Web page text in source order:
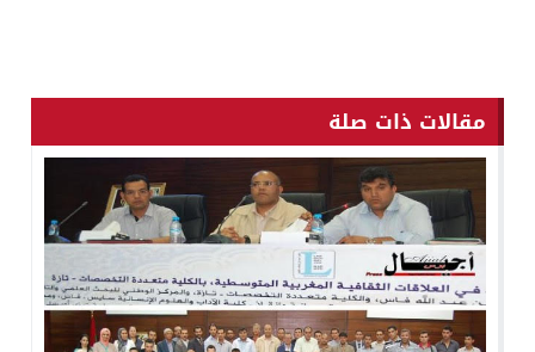
مقالات ذات صلة